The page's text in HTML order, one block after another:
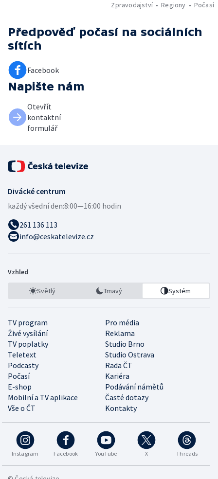
Zpravodajství
Regiony Počasí
Předpověď počasí na sociálních
sítích
Facebook
Napište nám
Otevřít
kontaktní
formulář
Divácké centrum
každý všední den:8:00—16:00 hodin
261 136 113
info@ceskatelevize.cz
Vzhled
Světlý Tmavý Systém
TV program
Pro média
Živé vysílání
Reklama
TV poplatky
Studio Brno
Teletext
Studio Ostrava
Podcasty
Rada ČT
Počasí
Kariéra
E-shop
Podávání námětů
Mobilní a TV aplikace
Časté dotazy
Vše o ČT
Kontakty
Instagram Facebook YouTube X Threads